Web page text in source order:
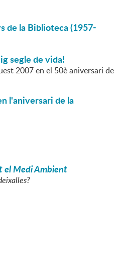
de la Biblioteca (1957-
segle de vida!
2007 en el 50è aniversari de
l'aniversari de la
el Medi Ambient